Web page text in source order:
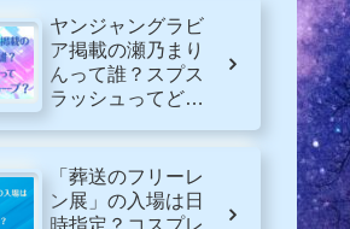
ヤンジャングラビ
ア掲載の瀬乃まり
んって誰？スプス
ラッシュってどん
「葬送のフリーレ
ン展」の入場は日